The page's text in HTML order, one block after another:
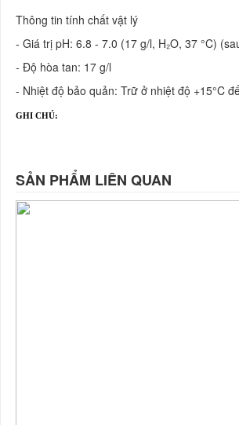
Thông tin tính chất vật lý
- Giá trị pH: 6.8 - 7.0 (17 g/l, H₂O, 37 °C)
- Độ hòa tan: 17 g/l
- Nhiệt độ bảo quản: Trữ ở nhiệt độ +15°C
GHI CHÚ:
SẢN PHẨM LIÊN QUAN